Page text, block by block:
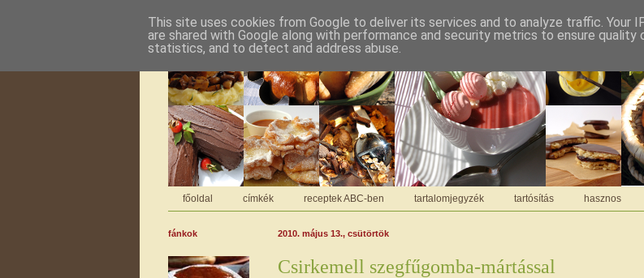
főoldal címkék receptek ABC-ben tartalomjegyzék tartósítás hasznos
2010. május 13., csütörtök
Csirkemell szegfűgomba-mártással
fánkok
This site uses cookies from Google to deliver its services and to analyze traffic. Your
are shared with Google along with performance and security metrics to ensure quality
statistics, and to detect and address abuse.